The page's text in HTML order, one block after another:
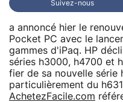
Suivez-nous
a annoncé hier le
Pocket PC avec le
gammes d'iPaq. HP
séries h3000, h4700 et
fier de sa nouvelle série
particulièrement du
AchetezFacile.com